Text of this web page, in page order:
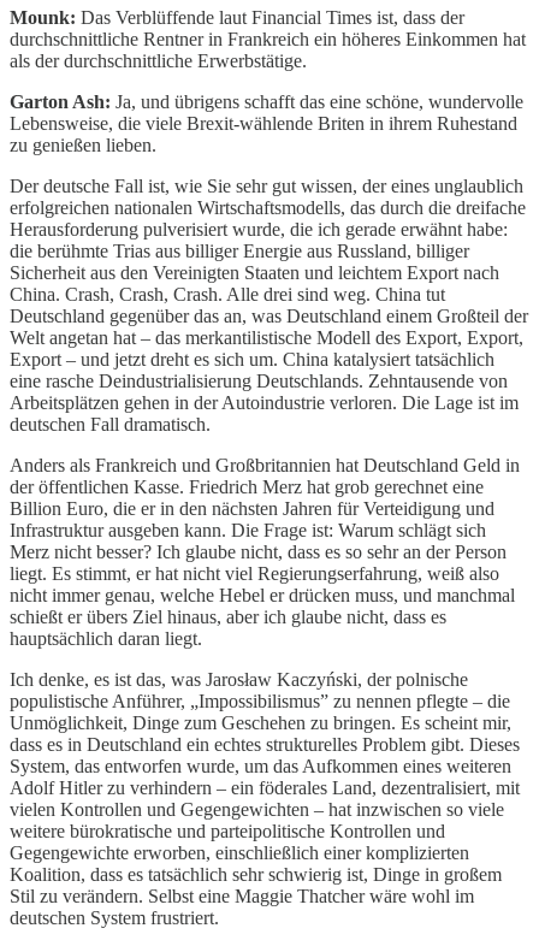
Mounk: Das Verblüffende laut Financial Times ist, dass der
durchschnittliche Rentner in Frankreich ein höheres Einkommen hat
als der durchschnittliche Erwerbstätige.
Garton Ash: Ja, und übrigens schafft das eine schöne, wundervolle
Lebensweise, die viele Brexit-wählende Briten in ihrem Ruhestand
zu genießen lieben.
Der deutsche Fall ist, wie Sie sehr gut wissen, der eines unglaublich
erfolgreichen nationalen Wirtschaftsmodells, das durch die dreifache
Herausforderung pulverisiert wurde, die ich gerade erwähnt habe:
die berühmte Trias aus billiger Energie aus Russland, billiger
Sicherheit aus den Vereinigten Staaten und leichtem Export nach
China. Crash, Crash, Crash. Alle drei sind weg. China tut
Deutschland gegenüber das an, was Deutschland einem Großteil der
Welt angetan hat – das merkantilistische Modell des Export, Export,
Export – und jetzt dreht es sich um. China katalysiert tatsächlich
eine rasche Deindustrialisierung Deutschlands. Zehntausende von
Arbeitsplätzen gehen in der Autoindustrie verloren. Die Lage ist im
deutschen Fall dramatisch.
Anders als Frankreich und Großbritannien hat Deutschland Geld in
der öffentlichen Kasse. Friedrich Merz hat grob gerechnet eine
Billion Euro, die er in den nächsten Jahren für Verteidigung und
Infrastruktur ausgeben kann. Die Frage ist: Warum schlägt sich
Merz nicht besser? Ich glaube nicht, dass es so sehr an der Person
liegt. Es stimmt, er hat nicht viel Regierungserfahrung, weiß also
nicht immer genau, welche Hebel er drücken muss, und manchmal
schießt er übers Ziel hinaus, aber ich glaube nicht, dass es
hauptsächlich daran liegt.
Ich denke, es ist das, was Jarosław Kaczyński, der polnische
populistische Anführer, „Impossibilismus” zu nennen pflegte – die
Unmöglichkeit, Dinge zum Geschehen zu bringen. Es scheint mir,
dass es in Deutschland ein echtes strukturelles Problem gibt. Dieses
System, das entworfen wurde, um das Aufkommen eines weiteren
Adolf Hitler zu verhindern – ein föderales Land, dezentralisiert, mit
vielen Kontrollen und Gegengewichten – hat inzwischen so viele
weitere bürokratische und parteipolitische Kontrollen und
Gegengewichte erworben, einschließlich einer komplizierten
Koalition, dass es tatsächlich sehr schwierig ist, Dinge in großem
Stil zu verändern. Selbst eine Maggie Thatcher wäre wohl im
deutschen System frustriert.